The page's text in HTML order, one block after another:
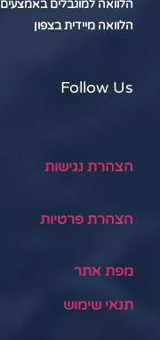
הלוואה למוגבלים באמצעים
הלוואה מיידית בצפון
Follow Us
הצהרת נגישות
הצהרת פרטיות
מפת אתר
תנאי שימוש